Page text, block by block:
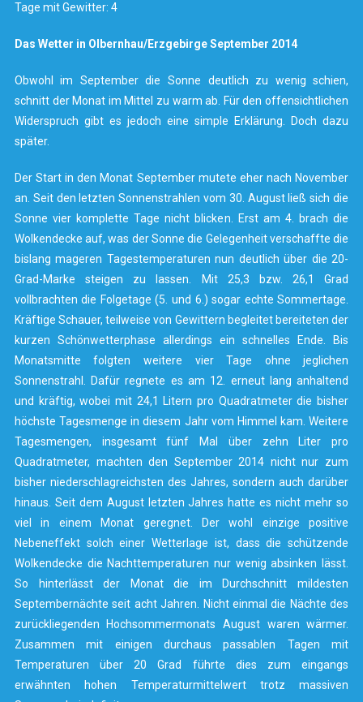
Tage mit Gewitter: 4
Das Wetter in Olbernhau/Erzgebirge September 2014
Obwohl im September die Sonne deutlich zu wenig schien,
schnitt der Monat im Mittel zu warm ab. Für den offensichtlichen
Widerspruch gibt es jedoch eine simple Erklärung. Doch dazu
später.
Der Start in den Monat September mutete eher nach November
an. Seit den letzten Sonnenstrahlen vom 30. August ließ sich die
Sonne vier komplette Tage nicht blicken. Erst am 4. brach die
Wolkendecke auf, was der Sonne die Gelegenheit verschaffte die
bislang mageren Tagestemperaturen nun deutlich über die 20-
Grad-Marke steigen zu lassen. Mit 25,3 bzw. 26,1 Grad
vollbrachten die Folgetage (5. und 6.) sogar echte Sommertage.
Kräftige Schauer, teilweise von Gewittern begleitet bereiteten der
kurzen Schönwetterphase allerdings ein schnelles Ende. Bis
Monatsmitte folgten weitere vier Tage ohne jeglichen
Sonnenstrahl. Dafür regnete es am 12. erneut lang anhaltend
und kräftig, wobei mit 24,1 Litern pro Quadratmeter die bisher
höchste Tagesmenge in diesem Jahr vom Himmel kam. Weitere
Tagesmengen, insgesamt fünf Mal über zehn Liter pro
Quadratmeter, machten den September 2014 nicht nur zum
bisher niederschlagreichsten des Jahres, sondern auch darüber
hinaus. Seit dem August letzten Jahres hatte es nicht mehr so
viel in einem Monat geregnet. Der wohl einzige positive
Nebeneffekt solch einer Wetterlage ist, dass die schützende
Wolkendecke die Nachttemperaturen nur wenig absinken lässt.
So hinterlässt der Monat die im Durchschnitt mildesten
Septembernächte seit acht Jahren. Nicht einmal die Nächte des
zurückliegenden Hochsommermonats August waren wärmer.
Zusammen mit einigen durchaus passablen Tagen mit
Temperaturen über 20 Grad führte dies zum eingangs
erwähnten hohen Temperaturmittelwert trotz massiven